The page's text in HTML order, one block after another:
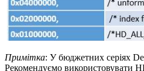
Примітка: У бюджетних серіях
Рекомендуємо використовувати